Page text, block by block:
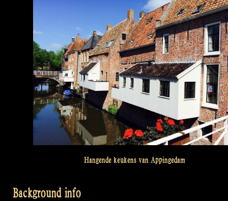
Hangende keukens van Appingedam
Background info